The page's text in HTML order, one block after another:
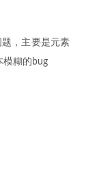
，主要是元素
模糊的bug